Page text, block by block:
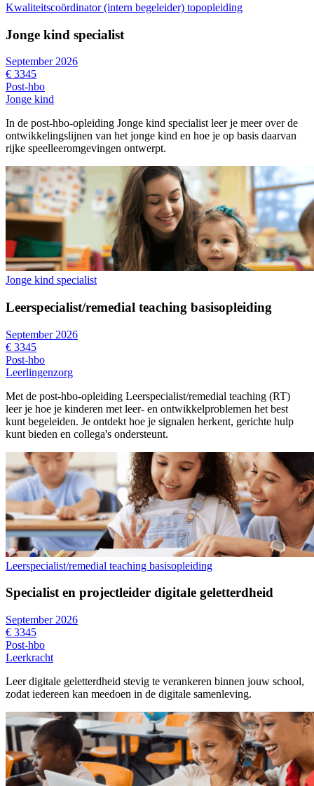
Kwaliteitscoördinator (intern begeleider) topopleiding
Jonge kind specialist
September 2026
€ 3345
Post-hbo
Jonge kind
In de post-hbo-opleiding Jonge kind specialist leer je meer over de
ontwikkelingslijnen van het jonge kind en hoe je op basis daarvan
rijke speelleeromgevingen ontwerpt.
Jonge kind specialist
Leerspecialist/remedial teaching basisopleiding
September 2026
€ 3345
Post-hbo
Leerlingenzorg
Met de post-hbo-opleiding Leerspecialist/remedial teaching (RT)
leer je hoe je kinderen met leer- en ontwikkelproblemen het best
kunt begeleiden. Je ontdekt hoe je signalen herkent, gerichte hulp
kunt bieden en collega's ondersteunt.
Leerspecialist/remedial teaching basisopleiding
Specialist en projectleider digitale geletterdheid
September 2026
€ 3345
Post-hbo
Leerkracht
Leer digitale geletterdheid stevig te verankeren binnen jouw school,
zodat iedereen kan meedoen in de digitale samenleving.